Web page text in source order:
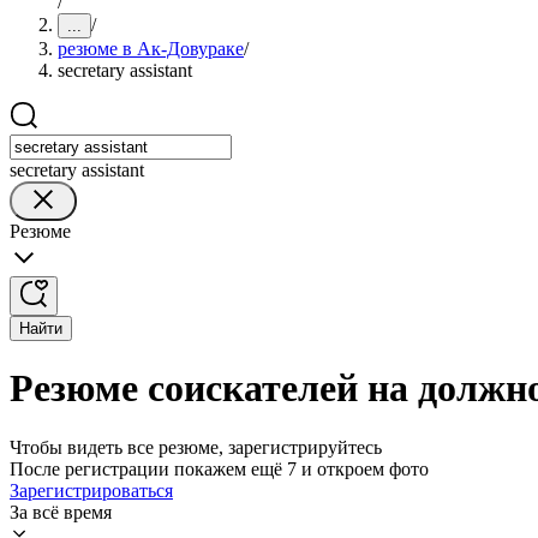
... /
резюме в Ак-Довураке/
secretary assistant
secretary assistant
Резюме
Найти
Резюме соискателей на
Чтобы видеть все резюме, зарегистрируйтесь
После регистрации покажем ещё 7 и откроем фото
Зарегистрироваться
За всё время